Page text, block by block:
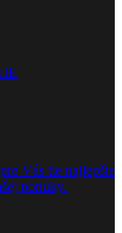
Vás tie najlepšie
ponuky.